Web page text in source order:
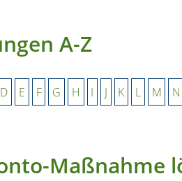
A-Z
D E F G H I J K L M N
Maßnahme